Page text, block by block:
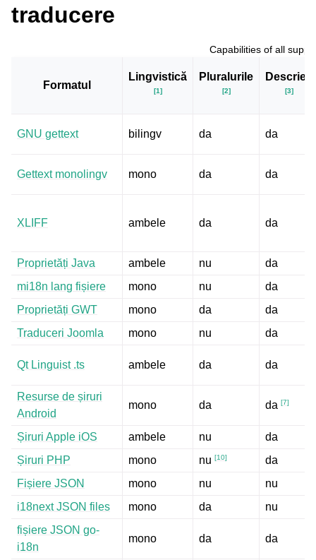
traducere
Capabilities of all
Formatul
Lingvistică
[1]
Pluralurile
[2]
Descrieri
[3]
GNU gettext bilingv da da
Gettext monolingv mono da da
XLIFF ambele da da
Proprietăți Java ambele nu
da
mi18n lang fișiere
mono nu
da
Proprietăți GWT
mono da
da
Traduceri Joomla
mono nu da
Qt Linguist .ts ambele da da
Resurse de șiruri
Android
mono da da [7]
Șiruri Apple iOS ambele nu
da
Șiruri PHP
mono nu [10]
da
Fișiere JSON
mono nu
nu
i18next JSON files
mono da
nu
fișiere JSON go-
i18n
mono da da